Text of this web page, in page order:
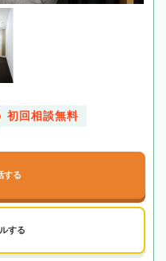
初回相談無料
する
する